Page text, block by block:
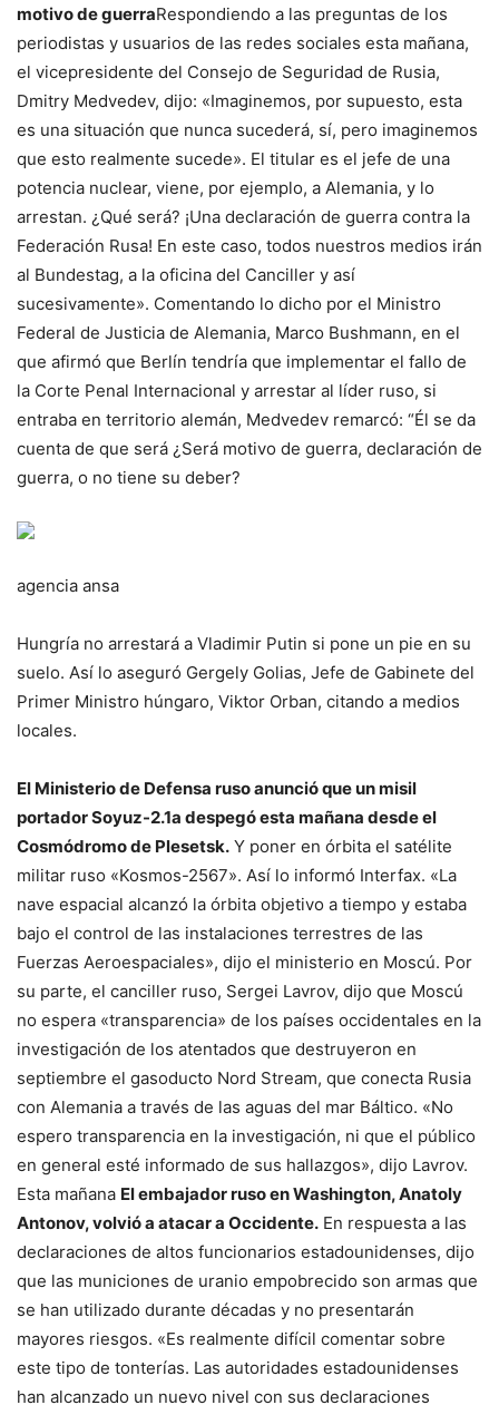
motivo de guerraRespondiendo a las preguntas de los
periodistas y usuarios de las redes sociales esta mañana,
el vicepresidente del Consejo de Seguridad de Rusia,
Dmitry Medvedev, dijo: «Imaginemos, por supuesto, esta
es una situación que nunca sucederá, sí, pero imaginemos
que esto realmente sucede». El titular es el jefe de una
potencia nuclear, viene, por ejemplo, a Alemania, y lo
arrestan. ¿Qué será? ¡Una declaración de guerra contra la
Federación Rusa! En este caso, todos nuestros medios irán
al Bundestag, a la oficina del Canciller y así
sucesivamente». Comentando lo dicho por el Ministro
Federal de Justicia de Alemania, Marco Bushmann, en el
que afirmó que Berlín tendría que implementar el fallo de
la Corte Penal Internacional y arrestar al líder ruso, si
entraba en territorio alemán, Medvedev remarcó: “Él se da
cuenta de que será ¿Será motivo de guerra, declaración de
guerra, o no tiene su deber?
agencia ansa
Hungría no arrestará a Vladimir Putin si pone un pie en su
suelo. Así lo aseguró Gergely Golias, Jefe de Gabinete del
Primer Ministro húngaro, Viktor Orban, citando a medios
locales.
El Ministerio de Defensa ruso anunció que un misil
portador Soyuz-2.1a despegó esta mañana desde el
Cosmódromo de Plesetsk. Y poner en órbita el satélite
militar ruso «Kosmos-2567». Así lo informó Interfax. «La
nave espacial alcanzó la órbita objetivo a tiempo y estaba
bajo el control de las instalaciones terrestres de las
Fuerzas Aeroespaciales», dijo el ministerio en Moscú. Por
su parte, el canciller ruso, Sergei Lavrov, dijo que Moscú
no espera «transparencia» de los países occidentales en la
investigación de los atentados que destruyeron en
septiembre el gasoducto Nord Stream, que conecta Rusia
con Alemania a través de las aguas del mar Báltico. «No
espero transparencia en la investigación, ni que el público
en general esté informado de sus hallazgos», dijo Lavrov.
Esta mañana El embajador ruso en Washington, Anatoly
Antonov, volvió a atacar a Occidente. En respuesta a las
declaraciones de altos funcionarios estadounidenses, dijo
que las municiones de uranio empobrecido son armas que
se han utilizado durante décadas y no presentarán
mayores riesgos. «Es realmente difícil comentar sobre
este tipo de tonterías. Las autoridades estadounidenses
han alcanzado un nuevo nivel con sus declaraciones